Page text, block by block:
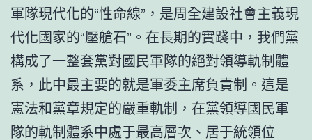
軍隊現代化的“性命線”，是周全建設社會主義現
代化國家的“壓艙石”。在長期的實踐中，我們黨
構成了一整套黨對國民軍隊的絕對領導軌制體
系，此中最主要的就是軍委主席負責制。這是
憲法和黨章規定的嚴重軌制，在黨領導國民軍
隊的軌制體系中處于最高層次、居于統領位